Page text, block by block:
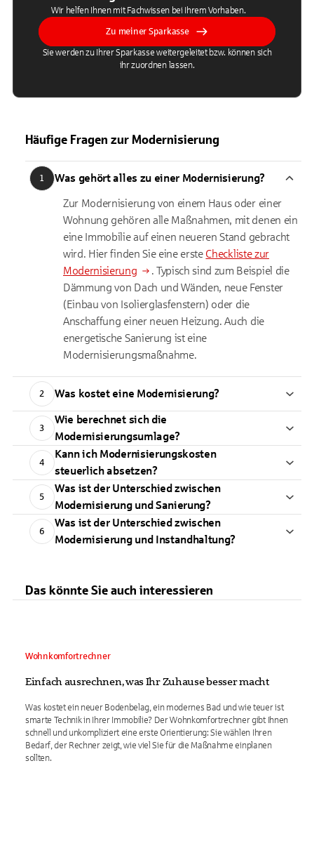
Wir helfen Ihnen mit Fachwissen bei Ihrem Vorhaben.
Zu meiner Sparkasse
Sie werden zu Ihrer Sparkasse weitergeleitet bzw. können sich
ihr zuordnen lassen.
Häufige Fragen zur Modernisierung
1 Was gehört alles zu einer Modernisierung?
Zur Modernisierung von einem Haus oder einer
Wohnung gehören alle Maßnahmen, mit denen ein
eine Immobilie auf einen neueren Stand gebracht
wird. Hier finden Sie eine erste Checkliste zur
Modernisierung
. Typisch sind zum Beispiel die
Dämmung von Dach und Wänden, neue Fenster
(Einbau von Isolierglasfenstern) oder die
Anschaffung einer neuen Heizung. Auch die
energetische Sanierung ist eine
Modernisierungsmaßnahme.
2 Was kostet eine Modernisierung?
3
Wie berechnet sich die
Modernisierungsumlage?
4
Kann ich Modernisierungskosten
steuerlich absetzen?
5
Was ist der Unterschied zwischen
Modernisierung und Sanierung?
6
Was ist der Unterschied zwischen
Modernisierung und Instandhaltung?
Das könnte Sie auch interessieren
Wohnkomfortrechner
Einfach ausrechnen, was Ihr Zuhause besser macht
Was kostet ein neuer Bodenbelag, ein modernes Bad und wie teuer ist
smarte Technik in Ihrer Immobilie? Der Wohnkomfortrechner gibt Ihnen
schnell und unkompliziert eine erste Orientierung: Sie wählen Ihren
Bedarf, der Rechner zeigt, wie viel Sie für die Maßnahme einplanen
sollten.